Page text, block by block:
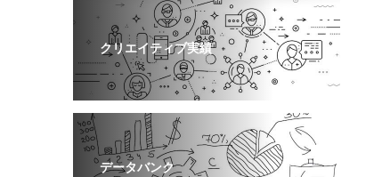
クリエイティブ実績
データバンク